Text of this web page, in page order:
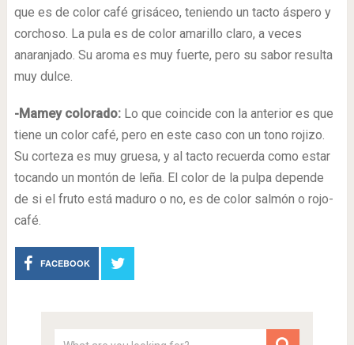
que es de color café grisáceo, teniendo un tacto áspero y
corchoso. La pula es de color amarillo claro, a veces
anaranjado. Su aroma es muy fuerte, pero su sabor resulta
muy dulce.
-Mamey colorado: Lo que coincide con la anterior es que
tiene un color café, pero en este caso con un tono rojizo.
Su corteza es muy gruesa, y al tacto recuerda como estar
tocando un montón de leña. El color de la pulpa depende
de si el fruto está maduro o no, es de color salmón o rojo-
café.
FACEBOOK